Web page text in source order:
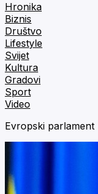
Hronika
Biznis
Društvo
Lifestyle
Svijet
Kultura
Gradovi
Sport
Video
Evropski parlament